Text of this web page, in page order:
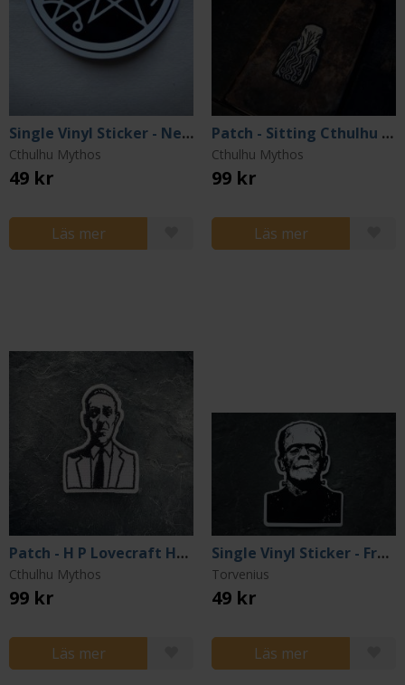
Single Vinyl Sticker - Necronomicon Gate (White Lines)
Cthulhu Mythos
49 kr
Läs mer
Patch - Sitting Cthulhu Idol
Cthulhu Mythos
99 kr
Läs mer
Patch - H P Lovecraft Horror Author
Cthulhu Mythos
99 kr
Läs mer
Single Vinyl Sticker - Frankensteins Monster
Torvenius
49 kr
Läs mer